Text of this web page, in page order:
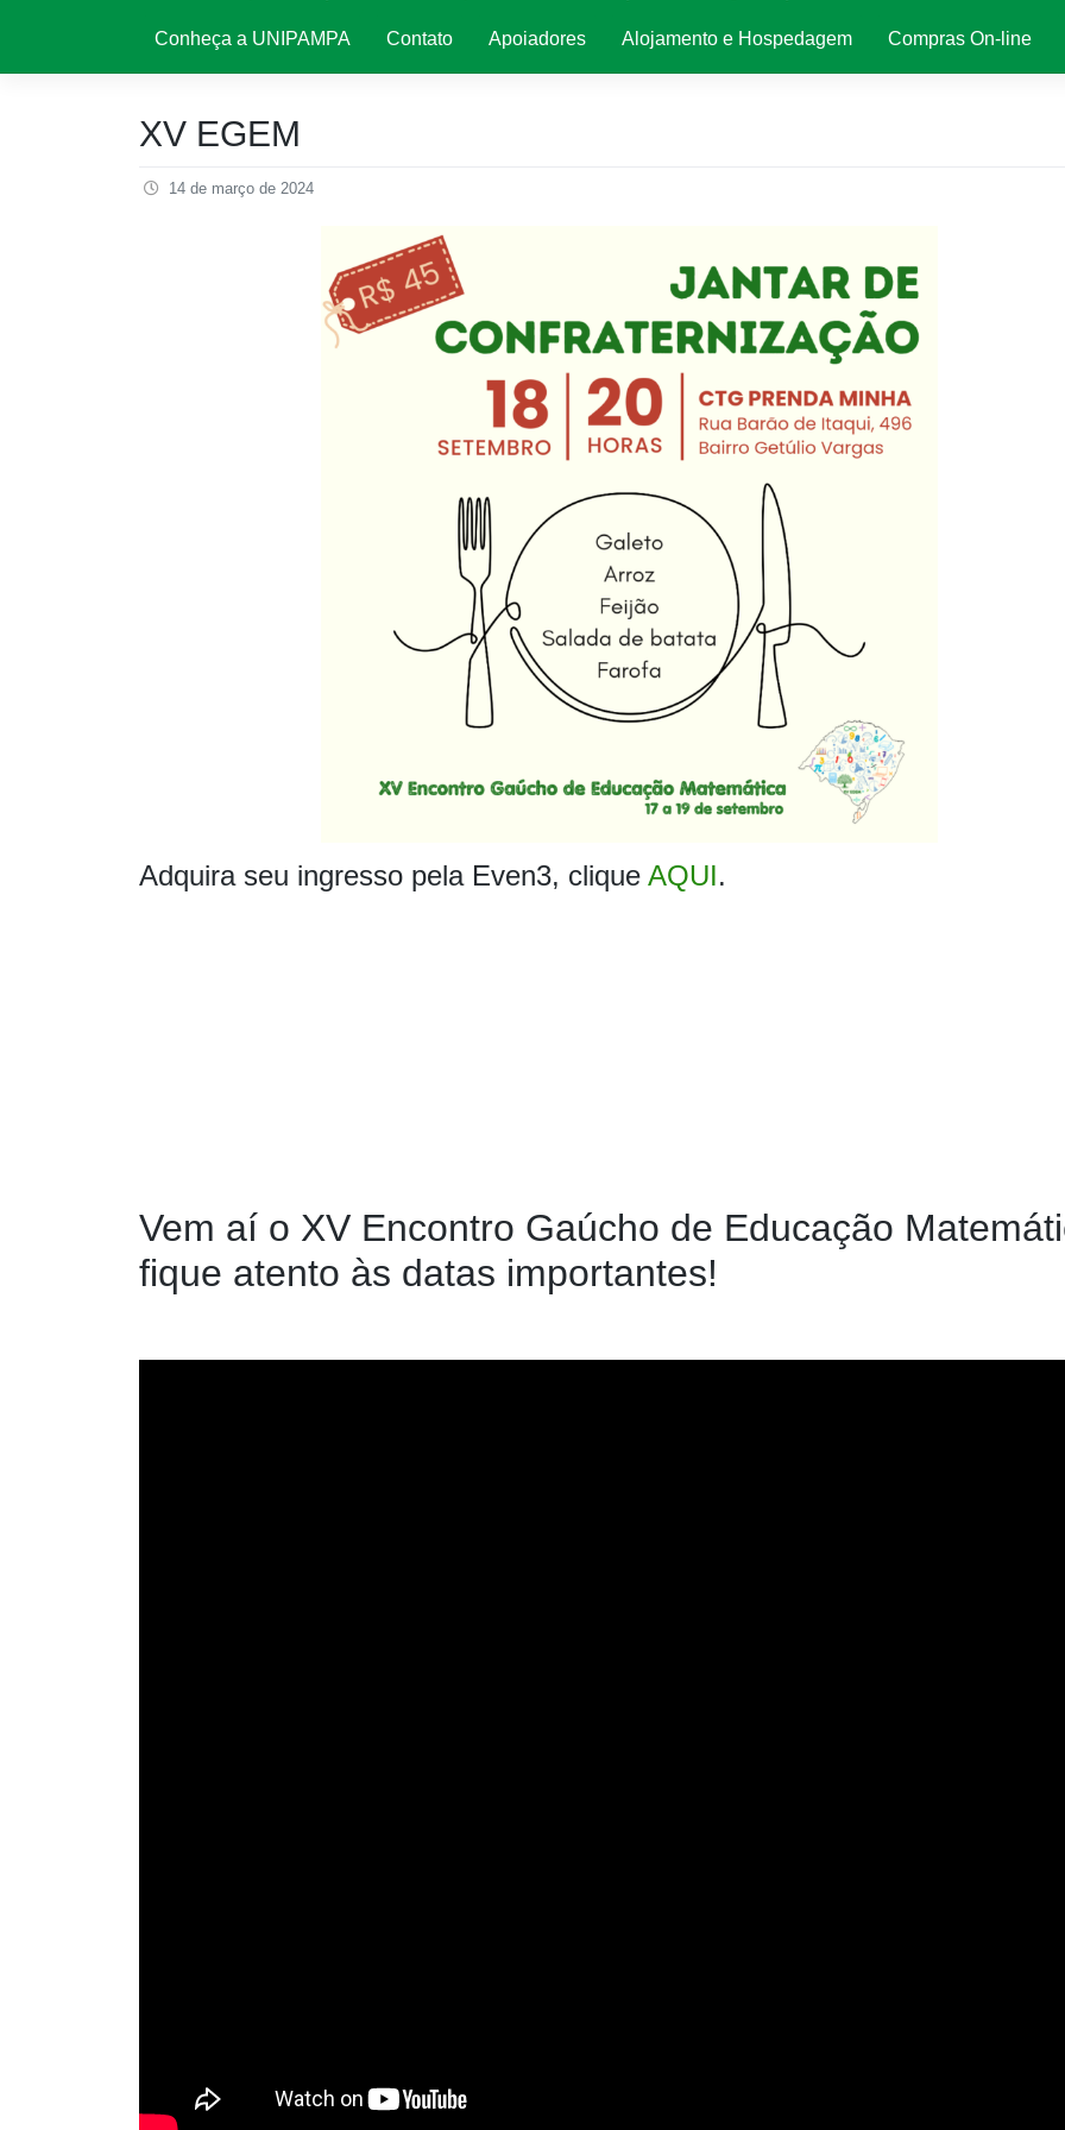
Conheça a UNIPAMPA Contato Apoiadores Alojamento e Hospedagem Compras On-line
XV EGEM
14 de março de 2024
Adquira seu ingresso pela Even3, clique AQUI.
Vem aí o XV Encontro Gaúcho de Educação
fique atento às datas importantes!